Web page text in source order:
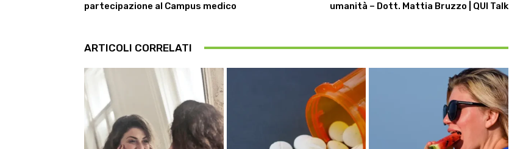
partecipazione al Campus medico
umanità – Dott. Mattia Bruzzo | QUI Talk
ARTICOLI CORRELATI